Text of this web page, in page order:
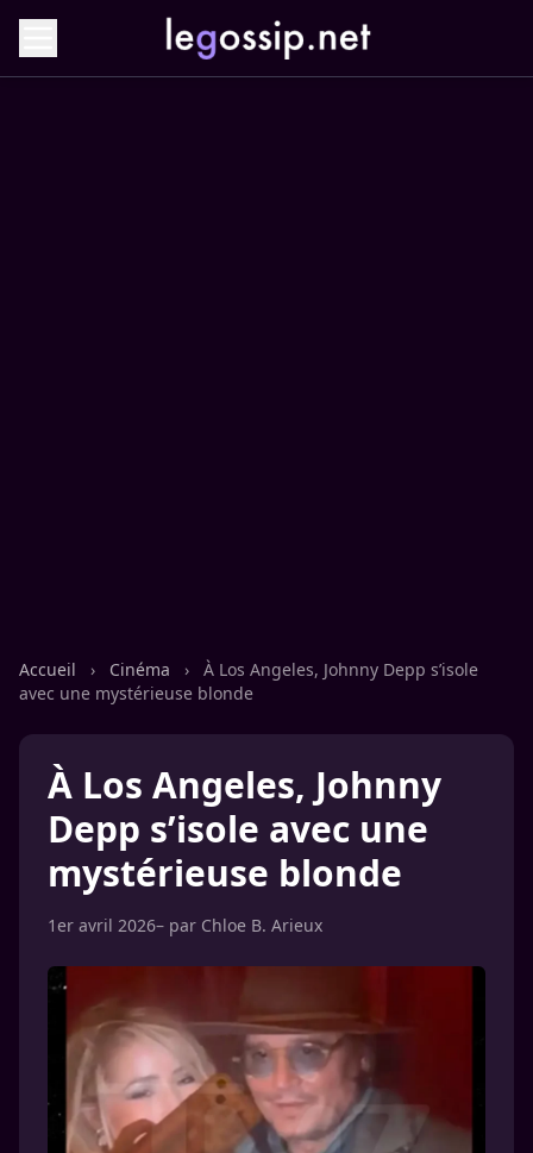
Accueil › Cinéma ›
À Los Angeles, Johnny Depp s’isole
avec une mystérieuse blonde
À Los Angeles, Johnny
Depp s’isole avec une
mystérieuse blonde
1er avril 2026– par Chloe B. Arieux